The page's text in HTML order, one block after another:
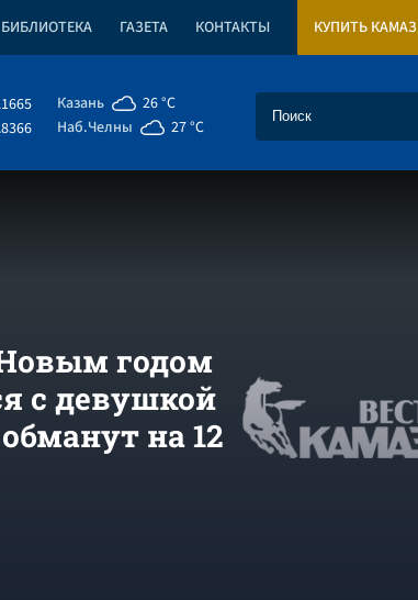
БИБЛИОТЕКА ГАЗЕТА КОНТАКТЫ КУПИТЬ КАМАЗ
Казань
26 °C
Наб.Челны
27 °C
годом
с девушкой
на 12